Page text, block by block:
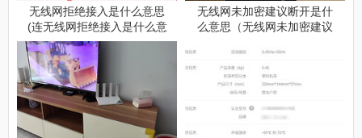
无线网拒绝接入是什么意思
(连无线网拒绝接入是什么意
思)
无线网未加密建议断开是什
么意思（无线网未加密建议